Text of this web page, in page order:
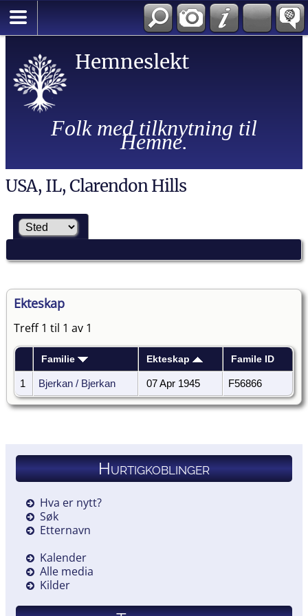
Hemneslekt
Folk med tilknytning til
Hemne.
USA, IL, Clarendon Hills
Ekteskap
Treff 1 til 1 av 1
Familie Ekteskap Famile ID
1 Bjerkan / Bjerkan 07 Apr 1945 F56866
Hurtigkoblinger
Hva er nytt?
Søk
Etternavn
Kalender
Alle media
Kilder